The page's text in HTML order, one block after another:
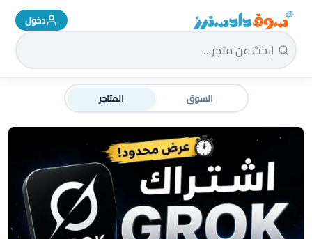
سوق دادسترز الرئيسية دخول
السوق المتاجر